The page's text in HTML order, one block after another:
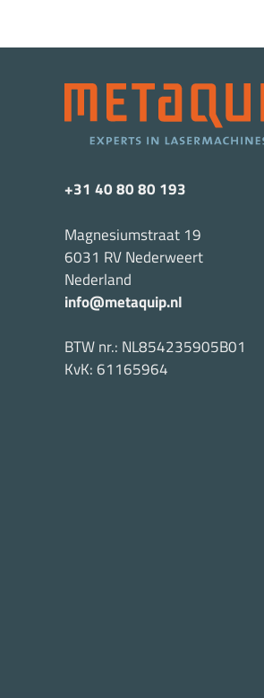
+31 40 80 80 193
Magnesiumstraat 19
6031 RV Nederweert
Nederland
info@metaquip.nl
BTW nr.: NL854235905B01
KvK: 61165964